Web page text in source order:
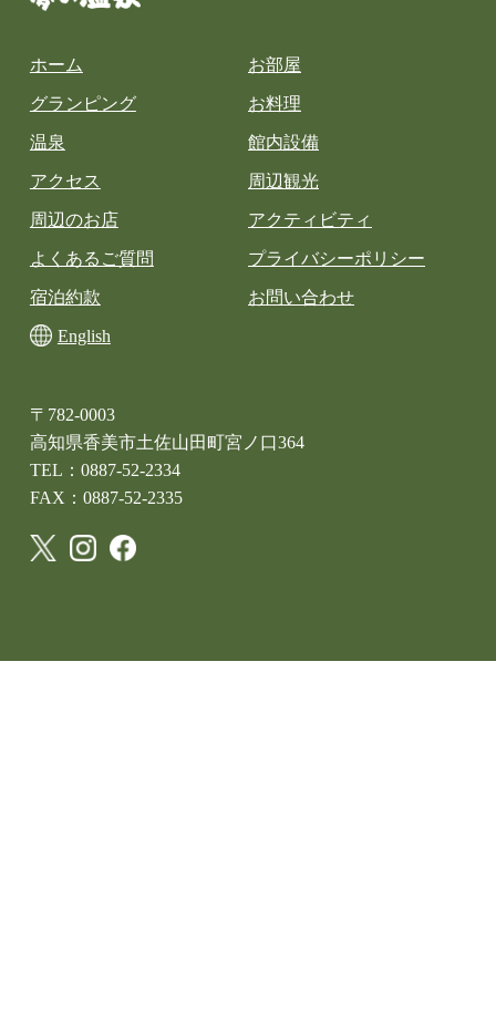
〒782-0003
高知県香美市土佐山田町宮ノ口364
TEL：0887-52-2334
FAX：0887-52-2335
ホーム お部屋
グランピング お料理
温泉 館内設備
アクセス 周辺観光
周辺のお店 アクティビティ
よくあるご質問 プライバシーポリシー
宿泊約款 お問い合わせ
English